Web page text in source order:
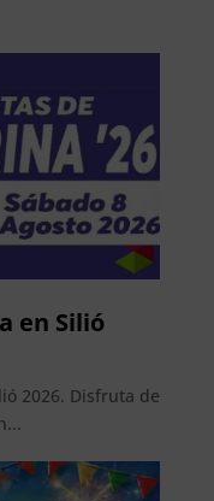
en Silió
2026. Disfruta de